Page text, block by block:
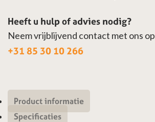
Heeft u hulp of advies nodig?
Neem vrijblijvend contact met ons op
+31 85 30 10 266
Product informatie
Specificaties